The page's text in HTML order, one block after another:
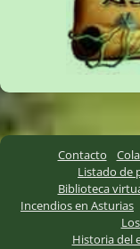
Contacto
Listado de
Biblioteca
Incendios en Asturias
Historia del